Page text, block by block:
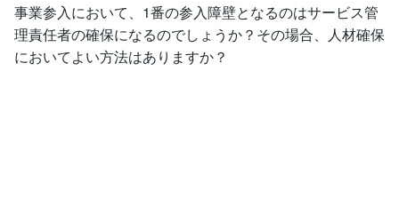
事業参入において、1番の参入障壁となるのはサービス管
理責任者の確保になるのでしょうか？その場合、人材確保
においてよい方法はありますか？